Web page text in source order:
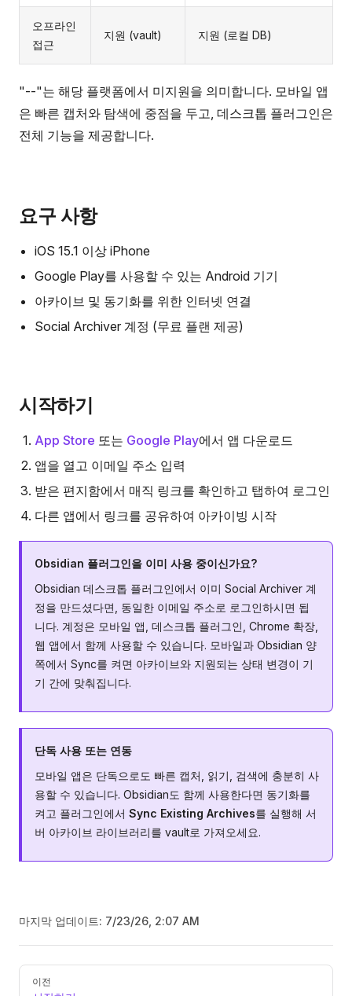
오프라인
접근
지원 (vault) 지원 (로컬 DB)
"--"는 해당 플랫폼에서 미지원을 의미합니다. 모바일 앱
은 빠른 캡처와 탐색에 중점을 두고, 데스크톱 플러그인은
전체 기능을 제공합니다.
요구 사항
iOS 15.1 이상 iPhone
Google Play를 사용할 수 있는 Android 기기
아카이브 및 동기화를 위한 인터넷 연결
Social Archiver 계정 (무료 플랜 제공)
시작하기
App Store 또는 Google Play에서 앱 다운로드
앱을 열고 이메일 주소 입력
받은 편지함에서 매직 링크를 확인하고 탭하여 로그인
다른 앱에서 링크를 공유하여 아카이빙 시작
Obsidian 플러그인을 이미 사용 중이신가요?
Obsidian 데스크톱 플러그인에서 이미 Social Archiver 계
정을 만드셨다면, 동일한 이메일 주소로 로그인하시면 됩
니다. 계정은 모바일 앱, 데스크톱 플러그인, Chrome 확장,
웹 앱에서 함께 사용할 수 있습니다. 모바일과 Obsidian 양
쪽에서 Sync를 켜면 아카이브와 지원되는 상태 변경이 기
기 간에 맞춰집니다.
단독 사용 또는 연동
모바일 앱은 단독으로도 빠른 캡처, 읽기, 검색에 충분히 사
용할 수 있습니다. Obsidian도 함께 사용한다면 동기화를
켜고 플러그인에서 Sync Existing Archives를 실행해 서
버 아카이브 라이브러리를 vault로 가져오세요.
마지막 업데이트: 7/23/26, 2:07 AM
Pager
이전